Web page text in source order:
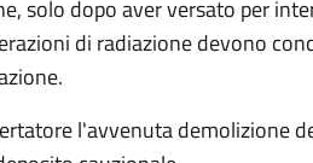
solo dopo aver versato per
di radiazione devono
l'avvenuta demolizione